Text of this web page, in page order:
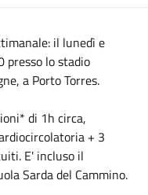
il lunedì e
presso lo stadio
a Porto Torres.
di 1h circa,
+ 3
E' incluso il
Sarda del Cammino.